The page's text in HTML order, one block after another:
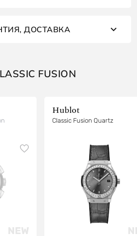
ДОСТАВКА
FUSION
Hublot
Classic Fusion Quartz